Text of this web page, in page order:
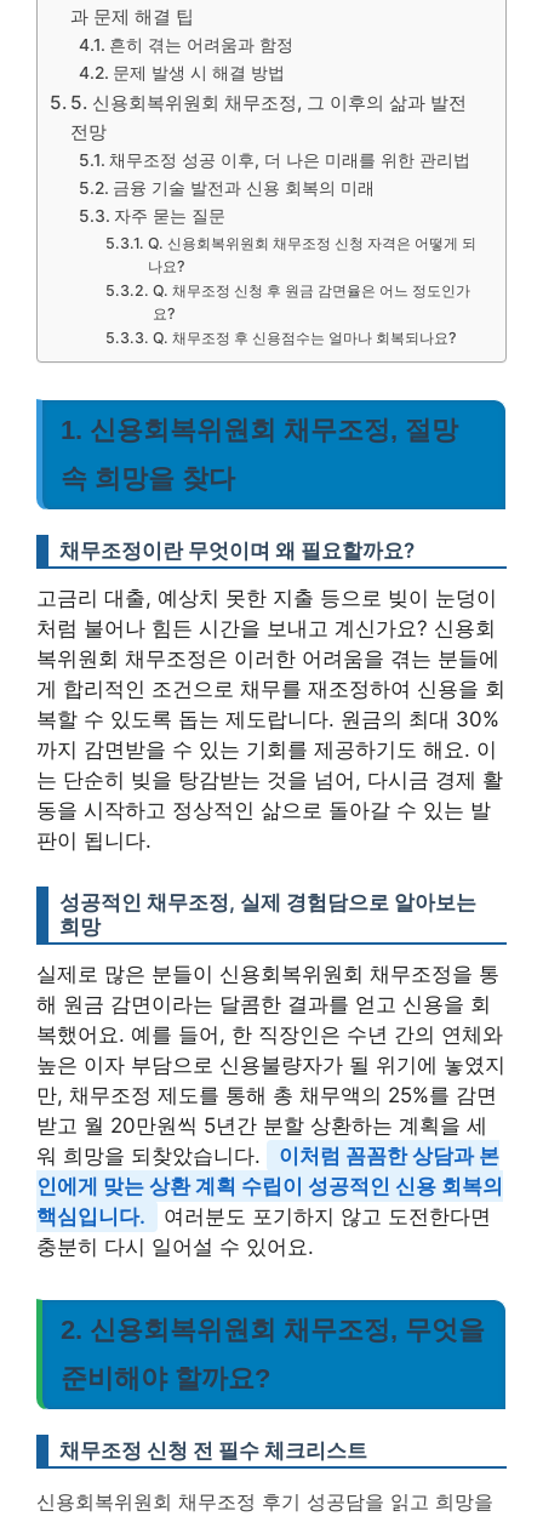
과 문제 해결 팁
흔히 겪는 어려움과 함정
문제 발생 시 해결 방법
5. 신용회복위원회 채무조정, 그 이후의 삶과 발전
전망
채무조정 성공 이후, 더 나은 미래를 위한 관리법
금융 기술 발전과 신용 회복의 미래
자주 묻는 질문
Q. 신용회복위원회 채무조정 신청 자격은 어떻게 되
나요?
Q. 채무조정 신청 후 원금 감면율은 어느 정도인가
요?
Q. 채무조정 후 신용점수는 얼마나 회복되나요?
1. 신용회복위원회 채무조정, 절망
속 희망을 찾다
채무조정이란 무엇이며 왜 필요할까요?
고금리 대출, 예상치 못한 지출 등으로 빚이 눈덩이
처럼 불어나 힘든 시간을 보내고 계신가요? 신용회
복위원회 채무조정은 이러한 어려움을 겪는 분들에
게 합리적인 조건으로 채무를 재조정하여 신용을 회
복할 수 있도록 돕는 제도랍니다. 원금의 최대 30%
까지 감면받을 수 있는 기회를 제공하기도 해요. 이
는 단순히 빚을 탕감받는 것을 넘어, 다시금 경제 활
동을 시작하고 정상적인 삶으로 돌아갈 수 있는 발
판이 됩니다.
성공적인 채무조정, 실제 경험담으로 알아보는
희망
실제로 많은 분들이 신용회복위원회 채무조정을 통
해 원금 감면이라는 달콤한 결과를 얻고 신용을 회
복했어요. 예를 들어, 한 직장인은 수년 간의 연체와
높은 이자 부담으로 신용불량자가 될 위기에 놓였지
만, 채무조정 제도를 통해 총 채무액의 25%를 감면
받고 월 20만원씩 5년간 분할 상환하는 계획을 세
워 희망을 되찾았습니다.
이처럼 꼼꼼한 상담과 본
인에게 맞는 상환 계획 수립이 성공적인 신용 회복의
핵심입니다.
여러분도 포기하지 않고 도전한다면
충분히 다시 일어설 수 있어요.
2. 신용회복위원회 채무조정, 무엇을
준비해야 할까요?
채무조정 신청 전 필수 체크리스트
신용회복위원회 채무조정 후기 성공담을 읽고 희망을